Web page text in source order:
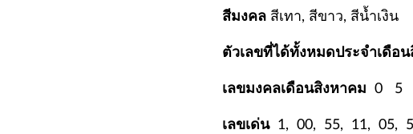
สีมงคลสีเทา, สีขาว, สีน้ำเงิน
ตัวเลขที่ได้ทั้งหมดประจำเดือ
เลขมงคลเดือนสิงหาคม 0 5
เลขเด่น1, 00, 55, 11, 05,